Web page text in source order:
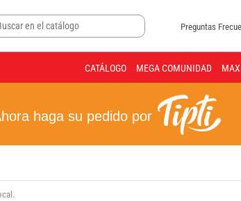
Preguntas
CATÁLOGO MEGA COMUNIDAD
haga su pedido por